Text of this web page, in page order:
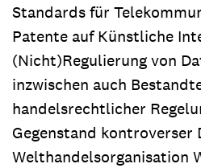
Standards für
Patente auf Künstliche
(Nicht)Regulierung von
inzwischen auch
handelsrechtlicher
Gegenstand kontroverser
Welthandelsorganisation